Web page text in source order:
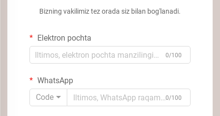
Bizning vakilimiz tez orada siz bilan bog'lanadi.
Elektron pochta
0/100
WhatsApp
Code
0/100